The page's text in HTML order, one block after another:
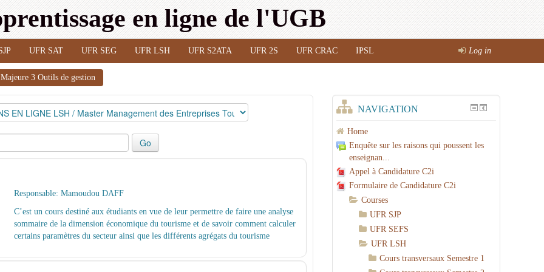
en ligne de l'UGB
Log in
UFR SAT UFR SEG UFR LSH UFR S2ATA UFR 2S UFR CRAC IPSL
3 Outils de gestion
Responsable: Mamoudou DAFF
C’est un cours destiné aux étudiants en vue de leur permettre de faire une analyse
sommaire de la dimension économique du tourisme et de savoir comment calculer
certains paramètres du secteur ainsi que les différents agrégats du tourisme
NAVIGATION
Home
Enquête sur les raisons qui poussent les
enseignan...
Appel à Candidature C2i
Formulaire de Candidature C2i
Courses
UFR SJP
UFR SEFS
UFR LSH
Cours transversaux Semestre 1